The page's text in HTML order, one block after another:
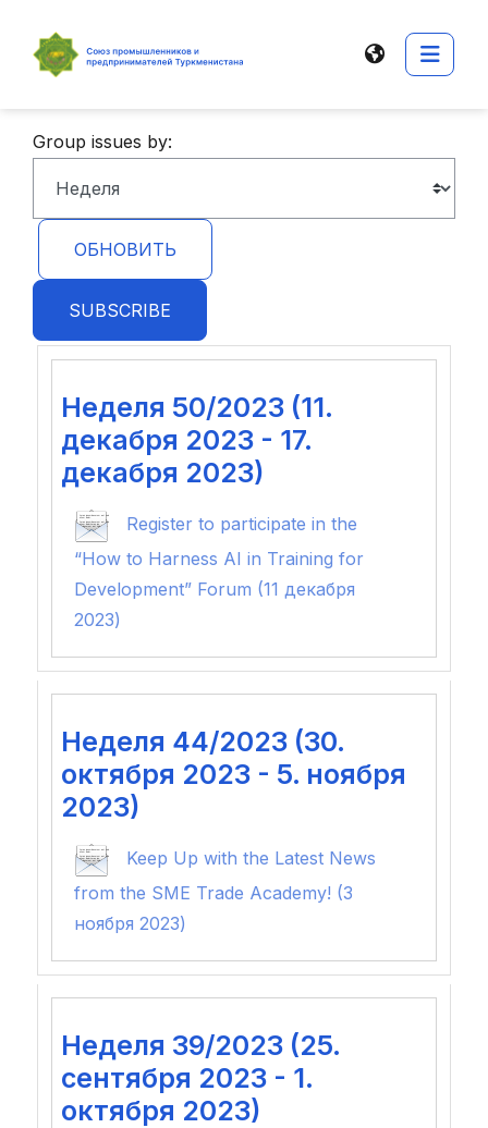
Group issues by:
SUBSCRIBE
Неделя 50/2023 (11.
декабря 2023 - 17.
декабря 2023)
Register to participate in the
“How to Harness AI in Training for
Development” Forum (11 декабря
2023)
Неделя 44/2023 (30.
октября 2023 - 5. ноября
2023)
Keep Up with the Latest News
from the SME Trade Academy! (3
ноября 2023)
Неделя 39/2023 (25.
сентября 2023 - 1.
октября 2023)